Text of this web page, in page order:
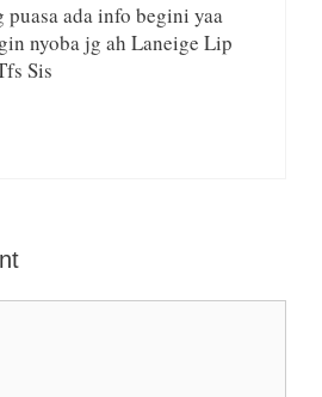
puasa ada info begini yaa
nyoba jg ah Laneige Lip
Sis